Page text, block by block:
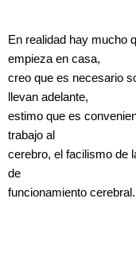
En realidad hay mucho
empieza en casa,
creo que es necesario
llevan adelante,
estimo que es
trabajo al
cerebro, el facilismo de
de
funcionamiento cerebral.